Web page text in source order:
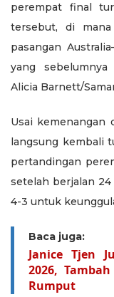
perempat final
tersebut, di
pasangan
yang
Alicia Barnett/
Usai kemenangan
langsung kembali
pertandingan
setelah berjalan
4-3 untuk
Baca juga:
Janice Tjen
2026,
Rumput